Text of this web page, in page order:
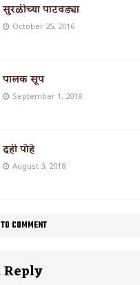
सुरळीच्या पाटवड्या
October 25, 2016
पालक सूप
September 1, 2018
दही पोहे
August 3, 2018
COMMENT
Reply